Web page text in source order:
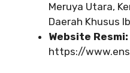
Meruya Utara,
Daerah Khusus
Website Resmi:
https://